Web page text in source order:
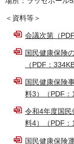
＜資料等＞
会議次第（
国民健康保険
（PDF：334KB
国民健康保険
料3）（PDF：
令和4年度国
料4）（PDF：
国民健康保険